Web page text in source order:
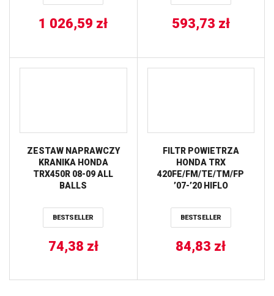
1 026,59 zł 593,73 zł
ZESTAW NAPRAWCZY
KRANIKA HONDA
TRX450R 08-09 ALL
BALLS
BESTSELLER
74,38 zł
FILTR POWIETRZA
HONDA TRX
420FE/FM/TE/TM/FP
’07-’20 HIFLO
BESTSELLER
84,83 zł